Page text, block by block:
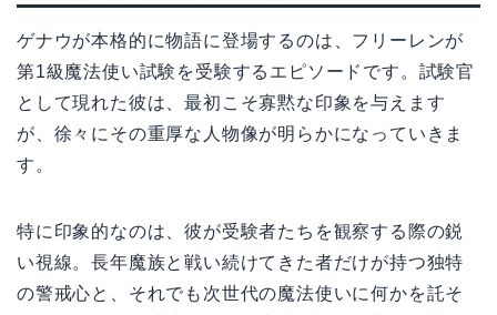
ゲナウが本格的に物語に登場するのは、フリーレンが
第1級魔法使い試験を受験するエピソードです。試験官
として現れた彼は、最初こそ寡黙な印象を与えます
が、徐々にその重厚な人物像が明らかになっていきま
す。
特に印象的なのは、彼が受験者たちを観察する際の鋭
い視線。長年魔族と戦い続けてきた者だけが持つ独特
の警戒心と、それでも次世代の魔法使いに何かを託そ